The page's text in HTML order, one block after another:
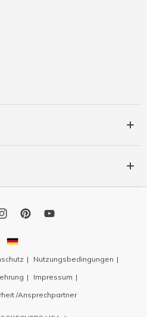
Nutzungsbedingungen
Impressum
/Ansprechpartner